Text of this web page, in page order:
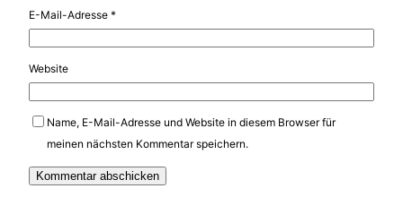
E-Mail-Adresse *
Website
Name, E-Mail-Adresse und Website in diesem Browser für
meinen nächsten Kommentar speichern.